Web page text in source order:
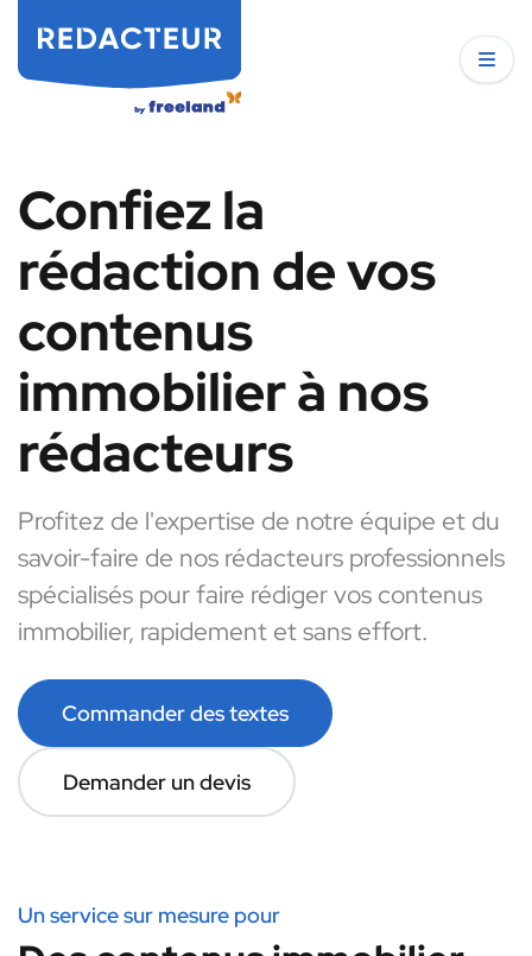
Confiez la
rédaction de vos
contenus
immobilier à nos
rédacteurs
Profitez de l'expertise de notre équipe et du
savoir-faire de nos rédacteurs professionnels
spécialisés pour faire rédiger vos contenus
immobilier, rapidement et sans effort.
Commander des textes
Demander un devis
Un service sur mesure pour